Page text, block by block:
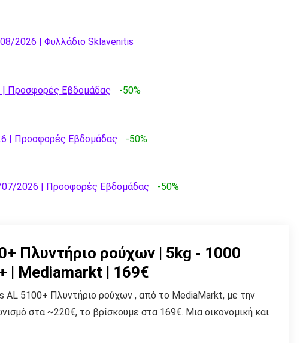
2026 | Φυλλάδιο Sklavenitis
Προσφορές Εβδομάδας -50%
| Προσφορές Εβδομάδας -50%
2026 | Προσφορές Εβδομάδας -50%
Πλυντήριο ρούχων | 5kg - 1000
| Μediamarkt | 169€
5100+ Πλυντήριο ρούχων , από το MediaMarkt, με την
στα ~220€, το βρίσκουμε στα 169€. Μια οικονομική και